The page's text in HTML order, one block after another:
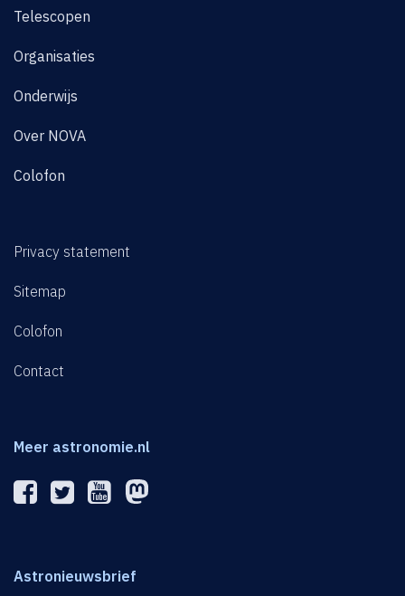
Telescopen
Organisaties
Onderwijs
Over NOVA
Colofon
Privacy statement
Sitemap
Colofon
Contact
Meer astronomie.nl
Astronieuwsbrief